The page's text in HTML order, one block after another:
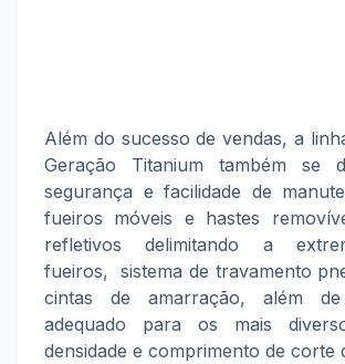
Além do sucesso de vendas, a
Geração Titanium também se
segurança e facilidade de
fueiros móveis e hastes
refletivos delimitando a
fueiros, sistema de travamento
cintas de amarração, além
adequado para os mais
densidade e comprimento de corte